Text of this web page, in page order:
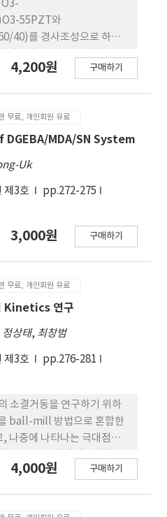
55PZT와
40)를 경사조성으로 하여
다. 경사기능재료는 A/B/A의
되었으며, 건조 후 균열이
제조하였다. 1250˚C, 2시
이루었으며, 구배영역은 약
재료에서 유전상수나 큐리
조합한 조성층의 특성들사이
저하게 증가하였다. 실제로
4,200원 구매하기
무료, 개인회원 유료
MDA/SN System
Uk
제3호
pp.272-275
3,000원 구매하기
무료, 개인회원 유료
Kinetics 연구
정상태, 최창범
제3호
pp.276-281
소결거동을 연구하기 위하
ball-mill 방법으로 혼합한
나중에 나타나는 극대점은
있었다. 동일한 10wt. %
4,000원 구매하기